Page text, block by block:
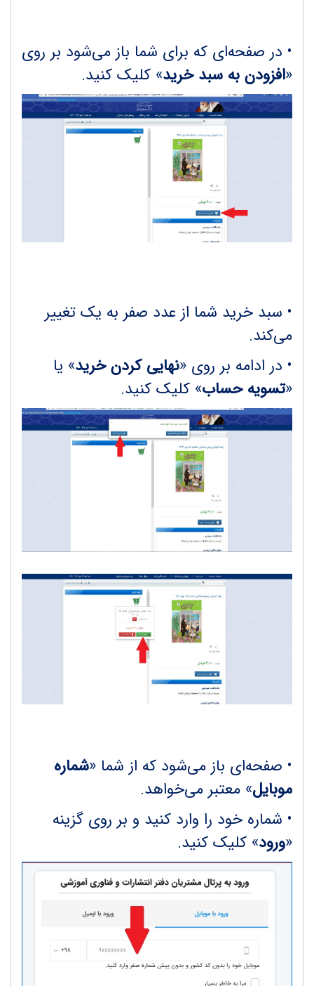
• در صفحه‌ای که برای شما باز می‌شود بر روی
«افزودن به سبد خرید» کلیک کنید.
• سبد خرید شما از عدد صفر به یک تغییر
می‌کند.
• در ادامه بر روی «نهایی کردن خرید» یا
«تسویه حساب» کلیک کنید.
• صفحه‌ای باز می‌شود که از شما «شماره
موبایل» معتبر می‌خواهد.
• شماره خود را وارد کنید و بر روی گزینه
«ورود» کلیک کنید.